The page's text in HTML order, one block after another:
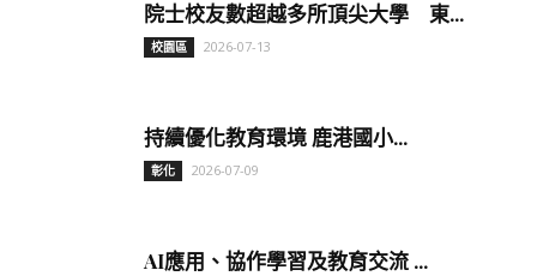
院士校友數超越多所頂尖大學 東...
校園區 2026-07-13
持續優化教育環境 鹿港國小...
彰化 2026-07-09
AI應用、協作學習及教育交流 ...